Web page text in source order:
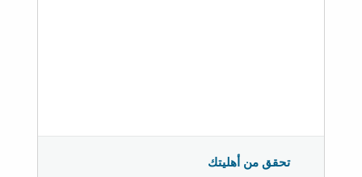
تحقق من أهليتك